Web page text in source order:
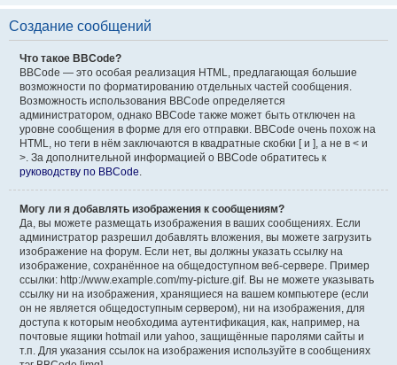
Создание сообщений
Что такое BBCode?
BBCode — это особая реализация HTML, предлагающая большие
возможности по форматированию отдельных частей сообщения.
Возможность использования BBCode определяется
администратором, однако BBCode также может быть отключен на
уровне сообщения в форме для его отправки. BBCode очень похож на
HTML, но теги в нём заключаются в квадратные скобки [ и ], а не в < и
>. За дополнительной информацией о BBCode обратитесь к
руководству по BBCode
Могу ли я добавлять изображения к сообщениям?
Да, вы можете размещать изображения в ваших сообщениях. Если
администратор разрешил добавлять вложения, вы можете загрузить
изображение на форум. Если нет, вы должны указать ссылку на
изображение, сохранённое на общедоступном веб-сервере. Пример
ссылки: http://www.example.com/my-picture.gif. Вы не можете указывать
ссылку ни на изображения, хранящиеся на вашем компьютере (если
он не является общедоступным сервером), ни на изображения, для
доступа к которым необходима аутентификация, как, например, на
почтовые ящики hotmail или yahoo, защищённые паролями сайты и
т.п. Для указания ссылок на изображения используйте в сообщениях